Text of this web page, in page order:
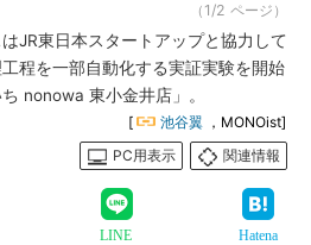
（1/2 ページ）
JR東日本スタートアップと協力して
程を一部自動化する実証実験を開始
nonowa 東小金井店」。
[ 池谷翼 ，MONOist]
PC用表示
関連情報
LINE Hatena